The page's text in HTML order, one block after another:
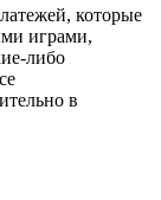
которые
играми,
либо
в